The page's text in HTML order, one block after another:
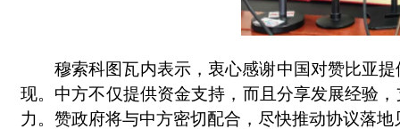
穆索科图瓦内表示，衷心感谢中国对赞比亚
现。中方不仅提供资金支持，而且分享发展经验
力。赞政府将与中方密切配合，尽快推动协议落地